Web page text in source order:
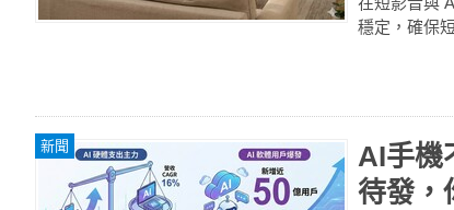
穩定，確保
新聞
AI手機
待發，